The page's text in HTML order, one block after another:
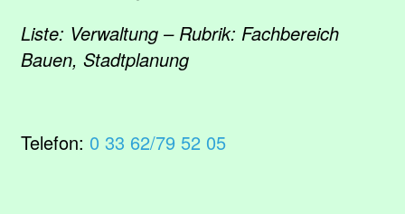
Liste: Verwaltung – Rubrik: Fachbereich
Bauen, Stadtplanung
Telefon: 0 33 62/79 52 05